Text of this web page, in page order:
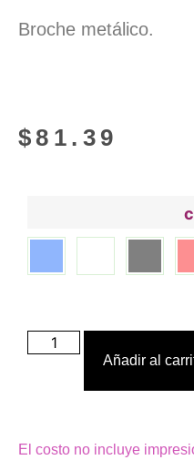
Broche metálico.
$81.39
Añadir al
El costo no incluye